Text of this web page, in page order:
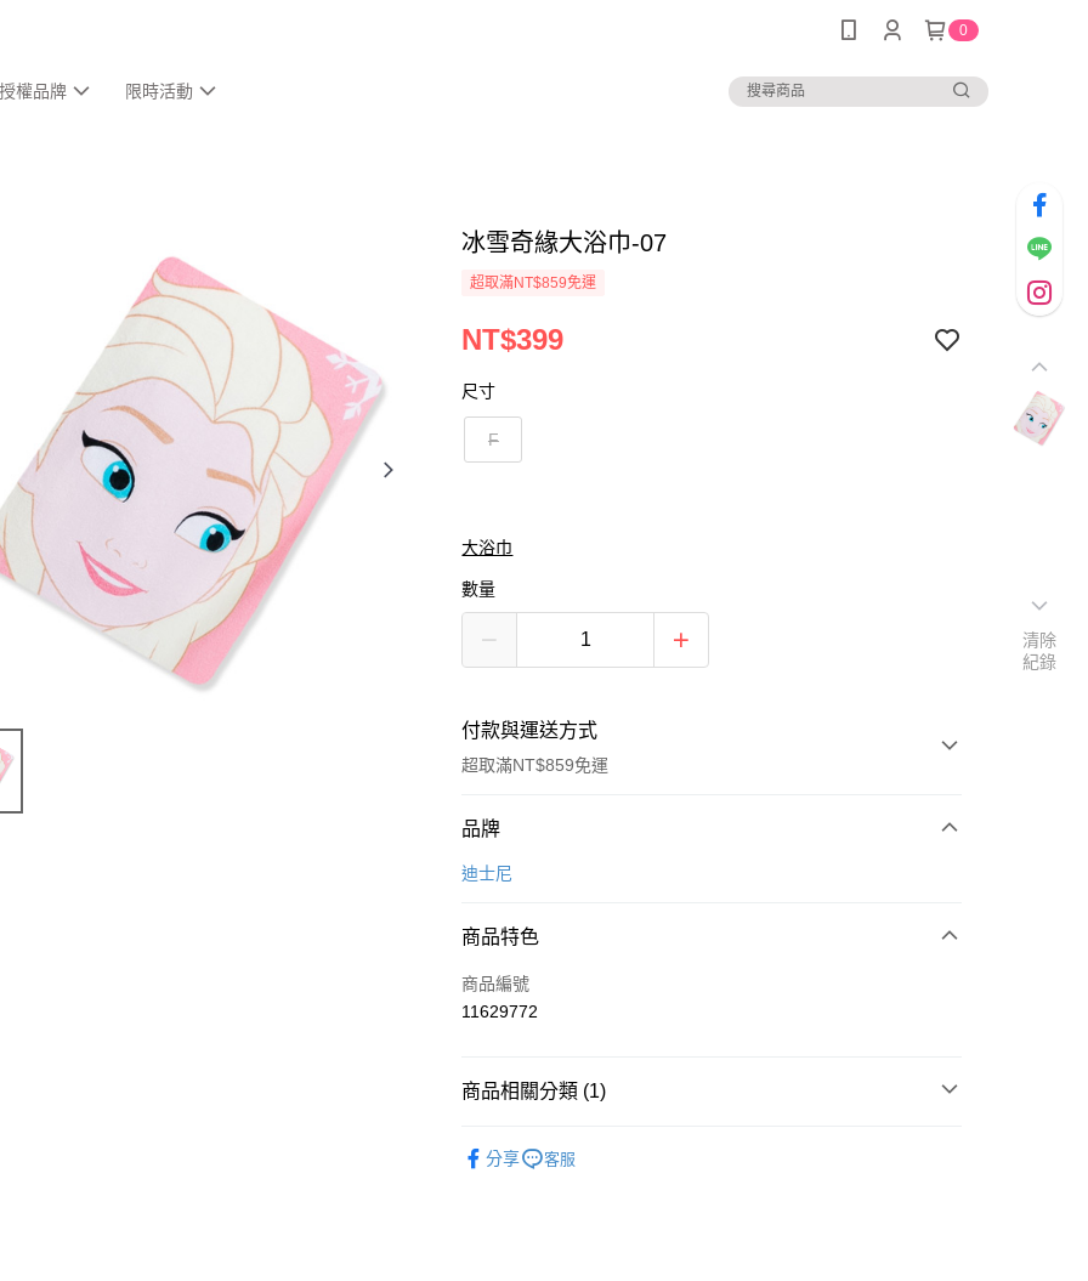
0
權品牌 限時活動
冰雪奇緣大浴巾-07
超取滿NT$859免運
NT$399
尺寸
F
大浴巾
數量
付款與運送方式
超取滿NT$859免運
付款方式
信用卡一次付款
Apple Pay
全盈+PAY
品牌
迪士尼
商品特色
商品編號
11629772
商品相關分類 (1)
分享
客服
清除
紀錄